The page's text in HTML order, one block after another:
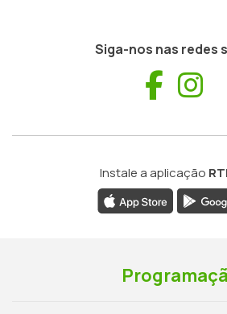
Siga-nos nas redes
Instale a aplicação